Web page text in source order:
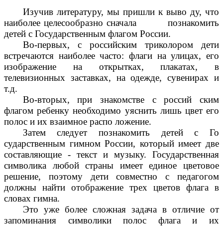
Изучив литературу, мы пришли к выво ду, что
наиболее целесообразно сначала познакомить
детей с Государственным флагом России.
Во-первых, с российским триколором дети
встречаются наиболее часто: флаги на улицах, его
изображение на открытках, плакатах, в
телевизионных заставках, на одежде, сувенирах и
т.д.
Во-вторых, при знакомстве с россий ским
флагом ребенку необходимо уяснить лишь цвет его
полос и их взаимное распо ложение.
Затем следует познакомить детей с Го
сударственным гимном России, который имеет две
составляющие - текст и музыку. Государственная
символика любой страны имеет единое цветовое
решение, поэтому дети совместно с педагогом
должны найти отображение трех цветов флага в
словах гимна.
Это уже более сложная задача в отличие от
запоминания символики полос флага и их